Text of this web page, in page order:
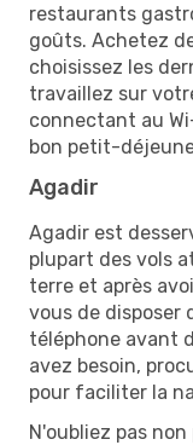
restaurants
goûts. Achetez
choisissez les
travaillez sur
connectant au
bon petit-
Agadir
Agadir est
plupart des vols
terre et après
vous de disposer
téléphone avant
avez besoin,
pour faciliter la
N'oubliez pas